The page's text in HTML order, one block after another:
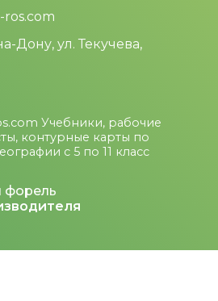
Дону, ул. Текучева,
Учебники, рабочие
контурные карты по
с 5 по 11 класс
форель